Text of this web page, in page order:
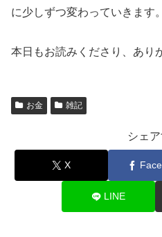
に少しずつ変わっていきます。
本日もお読みくださり、あり
お金 雑記
シェ
X
LINE